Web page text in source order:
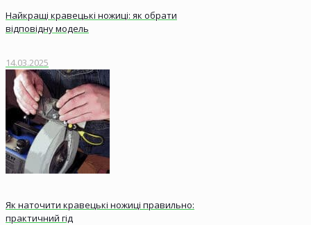
Найкращі кравецькі ножиці: як обрати
відповідну модель
14.03.2025
Як наточити кравецькі ножиці правильно:
практичний гід